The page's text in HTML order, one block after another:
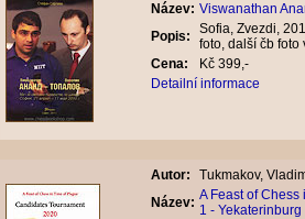
Název: Viswanathan
Popis:
Sofia, Zvezdi,
foto, další čb foto
Cena:
Kč 399,-
Detailní informace
Autor:
Tukmakov,
Název: A Feast of
1 - Yekaterinburg